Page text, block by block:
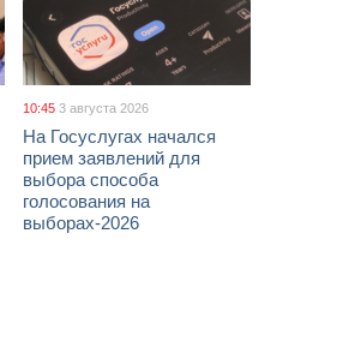
10:45 3 августа 2026
На Госуслугах начался
прием заявлений для
выбора способа
голосования на
выборах-2026